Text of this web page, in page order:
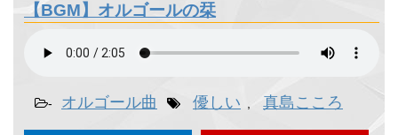
【BGM】オルゴールの栞
- オルゴール曲 優しい 真島こころ